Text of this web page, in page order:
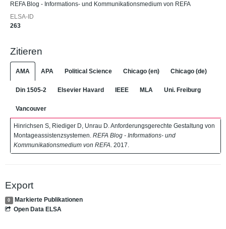
REFA Blog - Informations- und Kommunikationsmedium von REFA
ELSA-ID
263
Zitieren
AMA APA Political Science Chicago (en) Chicago (de)
Din 1505-2 Elsevier Havard IEEE MLA Uni. Freiburg
Vancouver
Hinrichsen S, Riediger D, Unrau D. Anforderungsgerechte Gestaltung von
Montageassistenzsystemen. REFA Blog - Informations- und
Kommunikationsmedium von REFA . 2017.
Export
0
Markierte Publikationen
Open Data ELSA